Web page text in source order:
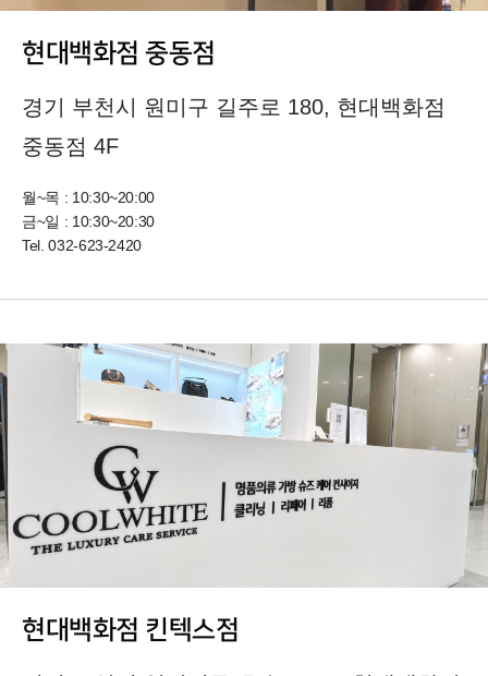
현대백화점 중동점
경기 부천시 원미구 길주로 180, 현대백화점
중동점 4F
월~목 : 10:30~20:00
금~일 : 10:30~20:30
Tel.032-623-2420
현대백화점 킨텍스점